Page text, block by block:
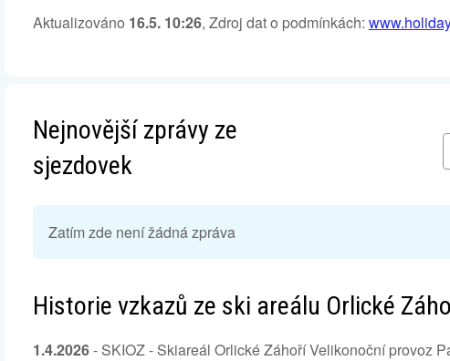
Aktualizováno 16.5. 10:26, Zdroj dat o podmínkách:
Nejnovější zprávy ze
sjezdovek
Zatím zde není žádná zpráva
Historie vzkazů ze ski areálu Orlické
1.4.2026- SKIOZ - Skiareál Orlické Záhoří Velikonoční provoz